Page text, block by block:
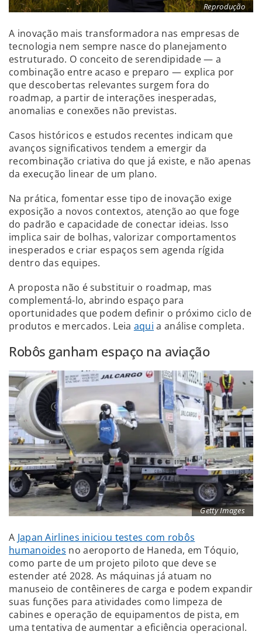
Reprodução
A inovação mais transformadora nas empresas de
tecnologia nem sempre nasce do planejamento
estruturado. O conceito de serendipidade — a
combinação entre acaso e preparo — explica por
que descobertas relevantes surgem fora do
roadmap, a partir de interações inesperadas,
anomalias e conexões não previstas.
Casos históricos e estudos recentes indicam que
avanços significativos tendem a emergir da
recombinação criativa do que já existe, e não apenas
da execução linear de um plano.
Na prática, fomentar esse tipo de inovação exige
exposição a novos contextos, atenção ao que foge
do padrão e capacidade de conectar ideias. Isso
implica sair de bolhas, valorizar comportamentos
inesperados e criar espaços sem agenda rígida
dentro das equipes.
A proposta não é substituir o roadmap, mas
complementá-lo, abrindo espaço para
oportunidades que podem definir o próximo ciclo de
produtos e mercados. Leia aqui a análise completa.
Robôs ganham espaço na aviação
Getty Images
A Japan Airlines iniciou testes com robôs
humanoides no aeroporto de Haneda, em Tóquio,
como parte de um projeto piloto que deve se
estender até 2028. As máquinas já atuam no
manuseio de contêineres de carga e podem expandir
suas funções para atividades como limpeza de
cabines e operação de equipamentos de pista, em
uma tentativa de aumentar a eficiência operacional.